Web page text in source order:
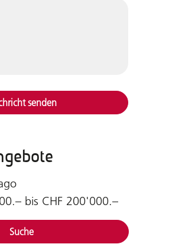
senden
bis CHF 200'000.–
Suche